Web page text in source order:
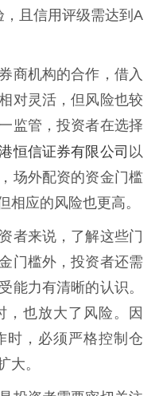
且信用评级需达到A
商机构的合作，借入
对灵活，但风险也较
监管，投资者在选择
恒信证券有限公司 以
场外配资的资金门槛
相应的风险也更高。
者来说，了解这些门
门槛外，投资者还需
能力有清晰的认识。
，也放大了风险。因
时，必须严格控制仓
大。